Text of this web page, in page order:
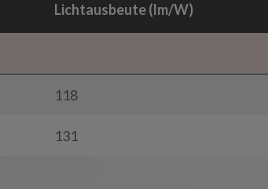
Lichtausbeute (lm/W)
118
131